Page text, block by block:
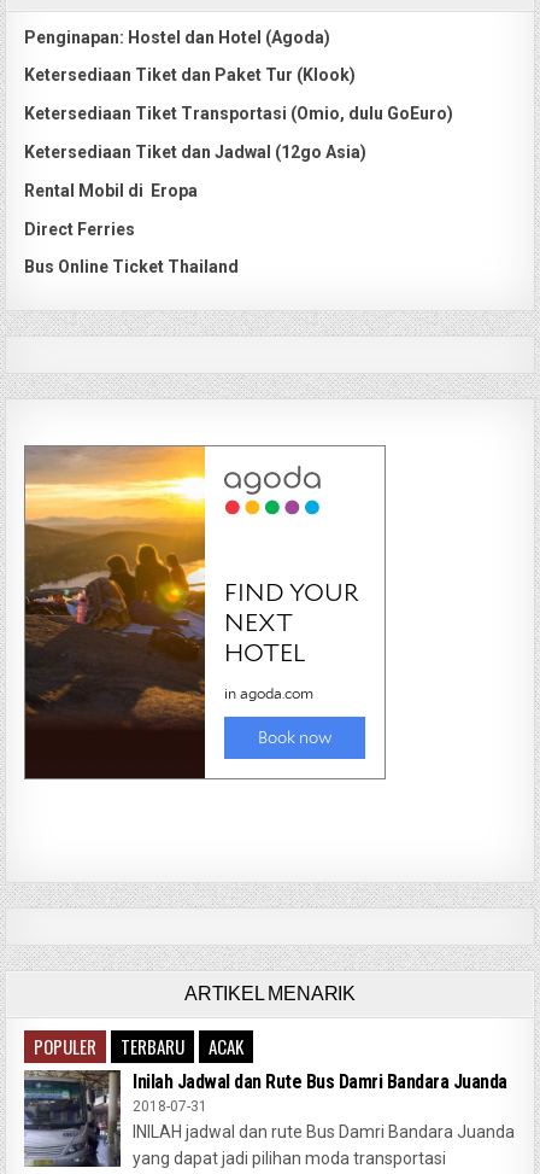
Penginapan: Hostel dan Hotel (Agoda)
Ketersediaan Tiket dan Paket Tur (Klook)
Ketersediaan Tiket Transportasi (Omio, dulu GoEuro)
Ketersediaan Tiket dan Jadwal (12go Asia)
Rental Mobil di Eropa
Direct Ferries
Bus Online Ticket Thailand
ARTIKEL MENARIK
POPULER TERBARU ACAK
Inilah Jadwal dan Rute Bus Damri Bandara Juanda
2018-07-31
INILAH jadwal dan rute Bus Damri Bandara Juanda
yang dapat jadi pilihan moda transportasi